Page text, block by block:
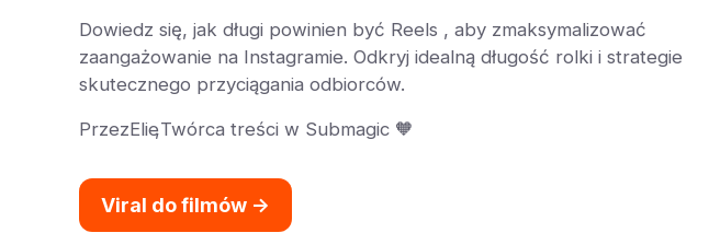
Dowiedz się, jak długi powinien być Reels , aby zmaksymalizować
zaangażowanie na Instagramie. Odkryj idealną długość rolki i strategie
skutecznego przyciągania odbiorców.
PrzezElie,Twórca treści w Submagic 🧡
Viral do filmów ->